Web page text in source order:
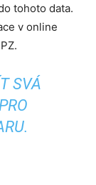
tohoto data.
v online
SVÁ